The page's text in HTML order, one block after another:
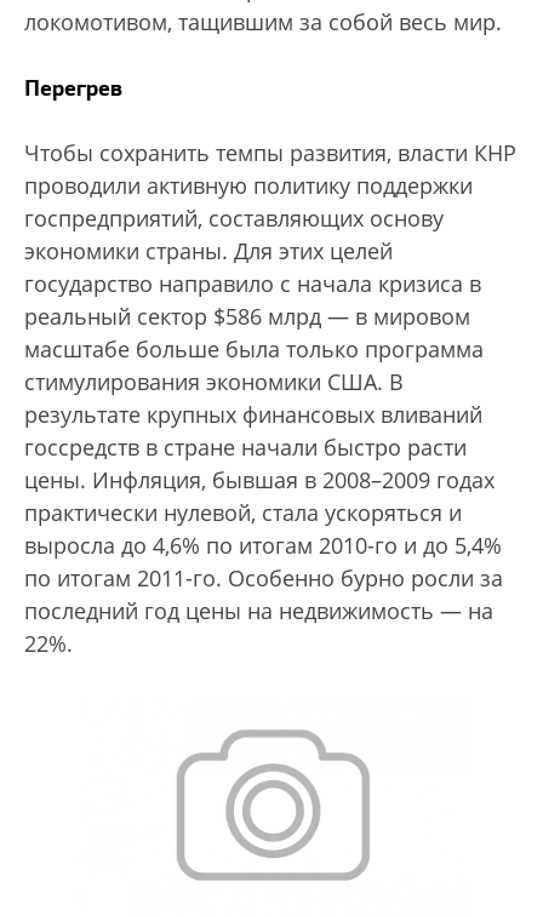
локомотивом, тащившим за собой весь мир.
Перегрев
Чтобы сохранить темпы развития, власти КНР
проводили активную политику поддержки
госпредприятий, составляющих основу
экономики страны. Для этих целей
государство направило с начала кризиса в
реальный сектор $586 млрд — в мировом
масштабе больше была только программа
стимулирования экономики США. В
результате крупных финансовых вливаний
госсредств в стране начали быстро расти
цены. Инфляция, бывшая в 2008–2009 годах
практически нулевой, стала ускоряться и
выросла до 4,6% по итогам 2010-го и до 5,4%
по итогам 2011-го. Особенно бурно росли за
последний год цены на недвижимость — на
22%.